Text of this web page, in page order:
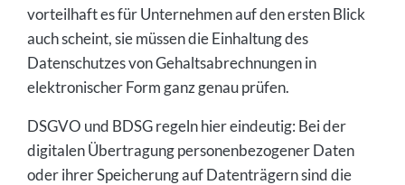
vorteilhaft es für Unternehmen auf den ersten Blick
auch scheint, sie müssen die Einhaltung des
Datenschutzes von Gehaltsabrechnungen in
elektronischer Form ganz genau prüfen.
DSGVO und BDSG regeln hier eindeutig: Bei der
digitalen Übertragung personenbezogener Daten
oder ihrer Speicherung auf Datenträgern sind die